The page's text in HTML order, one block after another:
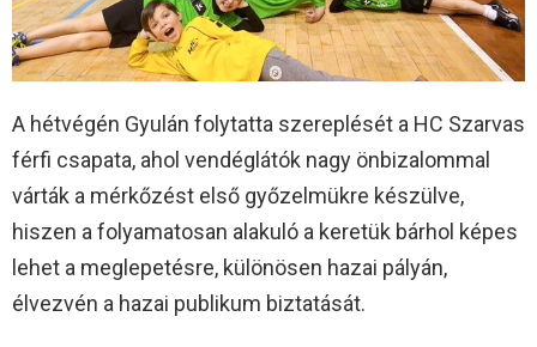
A hétvégén Gyulán folytatta szereplését a HC Szarvas
férfi csapata, ahol vendéglátók nagy önbizalommal
várták a mérkőzést első győzelmükre készülve,
hiszen a folyamatosan alakuló a keretük bárhol képes
lehet a meglepetésre, különösen hazai pályán,
élvezvén a hazai publikum biztatását.